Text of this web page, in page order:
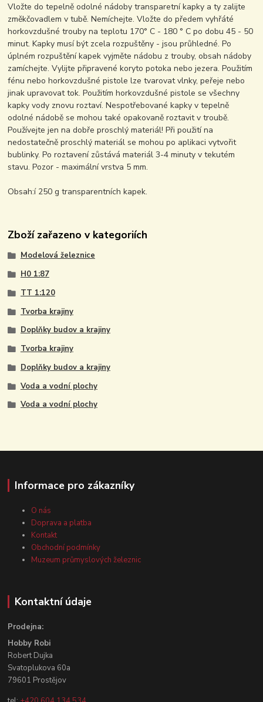
Vložte do tepelně odolné nádoby transparetní kapky a ty zalijte
změkčovadlem v tubě. Nemíchejte. Vložte do předem vyhřáté
horkovzdušné trouby na teplotu 170° C - 180 ° C po dobu 45 - 50
minut. Kapky musí být zcela rozpuštěny - jsou průhledné. Po
úplném rozpuštění kapek vyjměte nádobu z trouby, obsah nádoby
zamíchejte. Vylijte připravené koryto potoka nebo jezera. Použitím
fénu nebo horkovzdušné pistole lze tvarovat vlnky, peřeje nebo
jinak upravovat tok. Použitím horkovzdušné pistole se všechny
kapky vody znovu roztaví. Nespotřebované kapky v tepelně
odolné nádobě se mohou také opakovaně roztavit v troubě.
Používejte jen na dobře proschlý materiál! Při použití na
nedostatečně proschlý materiál se mohou po aplikaci vytvořit
bublinky. Po roztavení zůstává materiál 3-4 minuty v tekutém
stavu. Pozor - maximální vrstva 5 mm.
Obsah:í 250 g transparentních kapek.
Zboží zařazeno v kategoriích
Modelová železnice
H0 1:87
TT 1:120
Tvorba krajiny
Doplňky budov a krajiny
Tvorba krajiny
Doplňky budov a krajiny
Voda a vodní plochy
Voda a vodní plochy
Informace pro zákazníky
O nás
Doprava a platba
Kontakt
Obchodní podmínky
Muzeum průmyslových železnic
Kontaktní údaje
Prodejna:
Hobby Robi
Robert Dujka
Svatoplukova 60a
79601 Prostějov